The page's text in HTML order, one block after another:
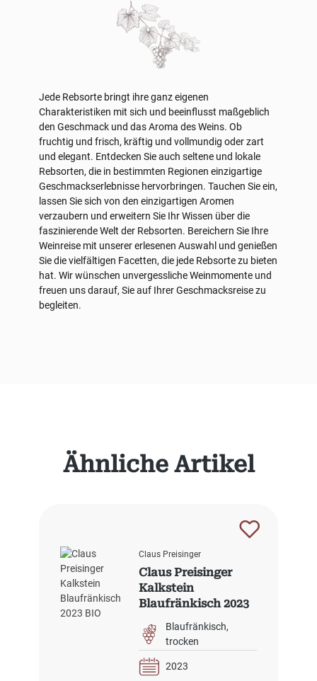
Produktgalerie überspringen
Ähnliche Artikel
Claus Preisinger
Claus Preisinger
Kalkstein
Blaufränkisch 2023
Blaufränkisch
trocken
2023
Jede Rebsorte bringt ihre ganz eigenen
Charakteristiken mit sich und beeinflusst maßgeblich
den Geschmack und das Aroma des Weins. Ob
fruchtig und frisch, kräftig und vollmundig oder zart
und elegant. Entdecken Sie auch seltene und lokale
Rebsorten, die in bestimmten Regionen einzigartige
Geschmackserlebnisse hervorbringen. Tauchen Sie ein,
lassen Sie sich von den einzigartigen Aromen
verzaubern und erweitern Sie Ihr Wissen über die
faszinierende Welt der Rebsorten. Bereichern Sie Ihre
Weinreise mit unserer erlesenen Auswahl und genießen
Sie die vielfältigen Facetten, die jede Rebsorte zu bieten
hat. Wir wünschen unvergessliche Weinmomente und
freuen uns darauf, Sie auf Ihrer Geschmacksreise zu
begleiten.